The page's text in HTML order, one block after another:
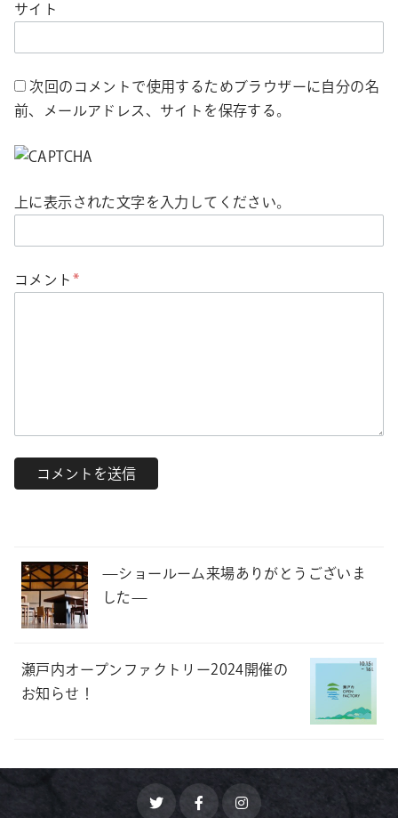
サイト
次回のコメントで使用するためブラウザーに自分の名
前、メールアドレス、サイトを保存する。
上に表示された文字を入力してください。
コメント *
—ショールーム来場ありがとうございま
した—
瀬戸内オープンファクトリー2024開催の
お知らせ！